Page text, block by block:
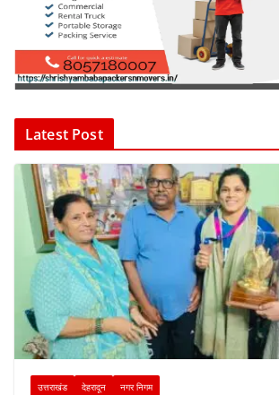
Latest Post
उत्तराखंड देहरादून नगर निगम